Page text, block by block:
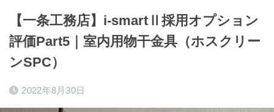
【一条工務店】i-smartⅡ採用オプション
評価Part5｜室内用物干金具（ホスクリー
ンSPC）
2022年8月30日